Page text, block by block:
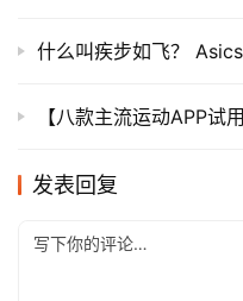
什么叫疾步如飞？
【八款主流运动APP试
发表回复